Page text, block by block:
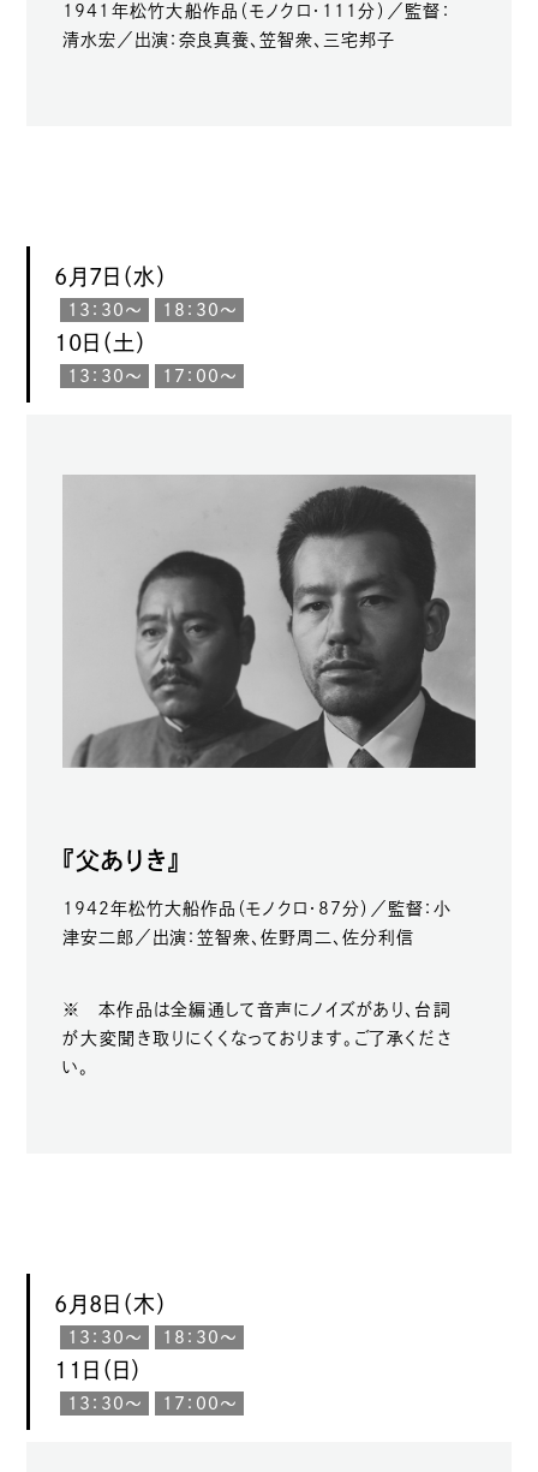
1941年松竹大船作品（モノクロ・111分）／監督：
清水宏／出演：奈良真養、笠智衆、三宅邦子
6月7日（水）
13：30〜 18：30〜
10日（土）
13：30〜 17：00〜
『父ありき』
1942年松竹大船作品（モノクロ・87分）／監督：小
津安二郎／出演：笠智衆、佐野周二、佐分利信
※ 本作品は全編通して音声にノイズがあり、台詞
が大変聞き取りにくくなっております。ご了承くださ
い。
6月8日（木）
13：30〜 18：30〜
11日（日）
13：30〜 17：00〜